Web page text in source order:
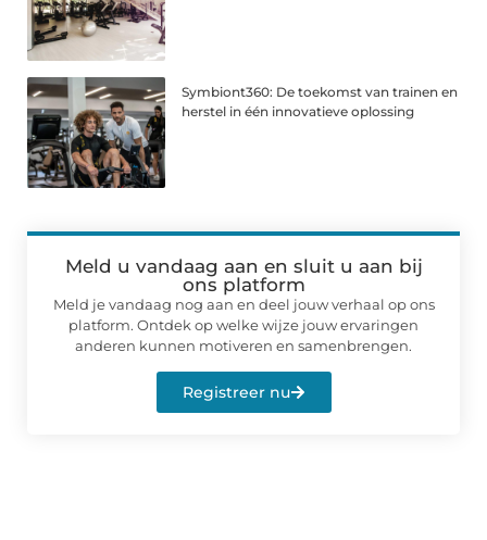
Symbiont360: De toekomst van trainen en
herstel in één innovatieve oplossing
Meld u vandaag aan en sluit u aan bij
ons platform
Meld je vandaag nog aan en deel jouw verhaal op ons
platform. Ontdek op welke wijze jouw ervaringen
anderen kunnen motiveren en samenbrengen.
Registreer nu